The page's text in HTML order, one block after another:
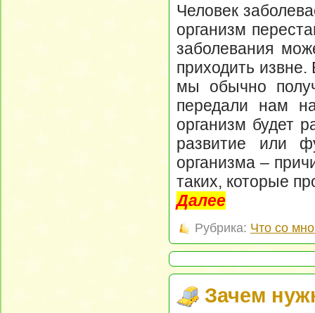
Человек
организм
заболевания
приходить
мы обычно
передали нам
организм будет
развитие или
организма –
таких, которые
Далее
Рубрика: Что со
Зачем